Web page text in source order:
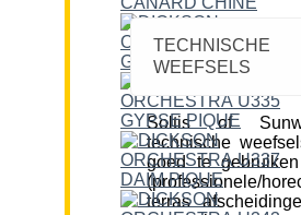
TECHNISCHE
WEEFSELS
Soltis of
technische
goed te
(professionele/
terras